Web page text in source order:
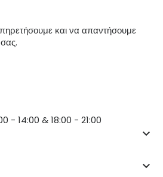
και να απαντήσουμε
- 14:00 & 18:00 - 21:00
keyboard_arrow_down
keyboard_arrow_down